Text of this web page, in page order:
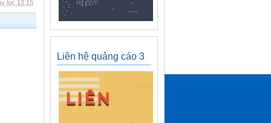
lúc 13:15
Liên hệ quảng cáo 3